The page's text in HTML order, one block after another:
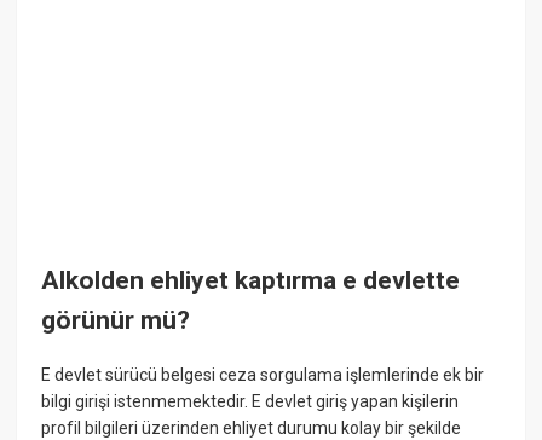
Alkolden ehliyet kaptırma e devlette
görünür mü?
E devlet sürücü belgesi ceza sorgulama işlemlerinde ek bir
bilgi girişi istenmemektedir. E devlet giriş yapan kişilerin
profil bilgileri üzerinden ehliyet durumu kolay bir şekilde